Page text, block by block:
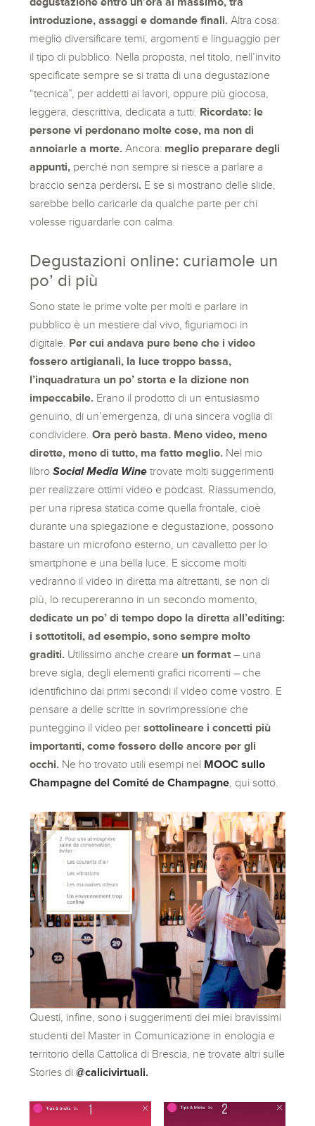
introduzione, assaggi e domande finali. Altra cosa:
meglio diversificare temi, argomenti e linguaggio per
il tipo di pubblico. Nella proposta, nel titolo, nell’invito
specificate sempre se si tratta di una degustazione
“tecnica”, per addetti ai lavori, oppure più giocosa,
leggera, descrittiva, dedicata a tutti. Ricordate: le
persone vi perdonano molte cose, ma non di
annoiarle a morte. Ancora: meglio preparare degli
appunti, perché non sempre si riesce a parlare a
braccio senza perdersi. E se si mostrano delle slide,
sarebbe bello caricarle da qualche parte per chi
volesse riguardarle con calma.
Degustazioni online: curiamole un
po’ di più
Sono state le prime volte per molti e parlare in
pubblico è un mestiere dal vivo, figuriamoci in
digitale. Per cui andava pure bene che i video
fossero artigianali, la luce troppo bassa,
l’inquadratura un po’ storta e la dizione non
impeccabile. Erano il prodotto di un entusiasmo
genuino, di un’emergenza, di una sincera voglia di
condividere.Ora però basta. Meno video, meno
dirette, meno di tutto, ma fatto meglio. Nel mio
libroSocial Media Wine trovate molti suggerimenti
per realizzare ottimi video e podcast. Riassumendo,
per una ripresa statica come quella frontale, cioè
durante una spiegazione e degustazione, possono
bastare un microfono esterno, un cavalletto per lo
smartphone e una bella luce. E siccome molti
vedranno il video in diretta ma altrettanti, se non di
più, lo recupereranno in un secondo momento,
dedicate un po’ di tempo dopo la diretta all’editing:
i sottotitoli, ad esempio, sono sempre molto
graditi. Utilissimo anche creare un format – una
breve sigla, degli elementi grafici ricorrenti – che
identifichino dai primi secondi il video come vostro. E
pensare a delle scritte in sovrimpressione che
punteggino il video persottolineare i concetti più
importanti, come fossero delle ancore per gli
occhi. Ne ho trovato utili esempi nel MOOC sullo
Champagne del Comité de Champagne , qui sotto.
Questi, infine, sono i suggerimenti dei miei bravissimi
studenti del Master in Comunicazione in enologia e
territorio della Cattolica di Brescia, ne trovate altri sulle
Stories di@calicivirtuali.